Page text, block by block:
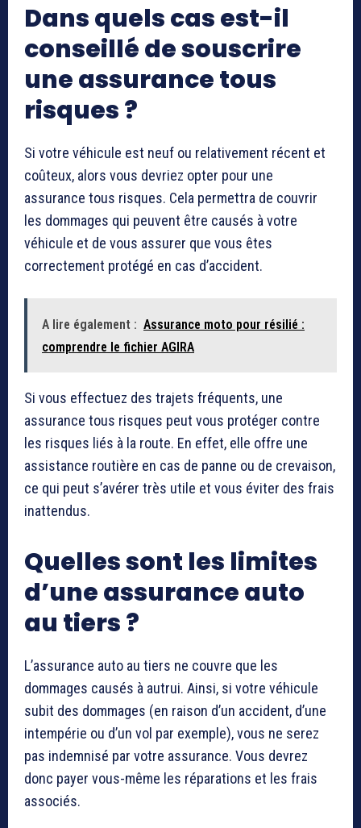
Dans quels cas est-il
conseillé de souscrire
une assurance tous
risques ?
Si votre véhicule est neuf ou relativement récent et
coûteux, alors vous devriez opter pour une
assurance tous risques. Cela permettra de couvrir
les dommages qui peuvent être causés à votre
véhicule et de vous assurer que vous êtes
correctement protégé en cas d’accident.
A lire également : Assurance moto pour résilié :
comprendre le fichier AGIRA
Si vous effectuez des trajets fréquents, une
assurance tous risques peut vous protéger contre
les risques liés à la route. En effet, elle offre une
assistance routière en cas de panne ou de crevaison,
ce qui peut s’avérer très utile et vous éviter des frais
inattendus.
Quelles sont les limites
d’une assurance auto
au tiers ?
L’assurance auto au tiers ne couvre que les
dommages causés à autrui. Ainsi, si votre véhicule
subit des dommages (en raison d’un accident, d’une
intempérie ou d’un vol par exemple), vous ne serez
pas indemnisé par votre assurance. Vous devrez
donc payer vous-même les réparations et les frais
associés.